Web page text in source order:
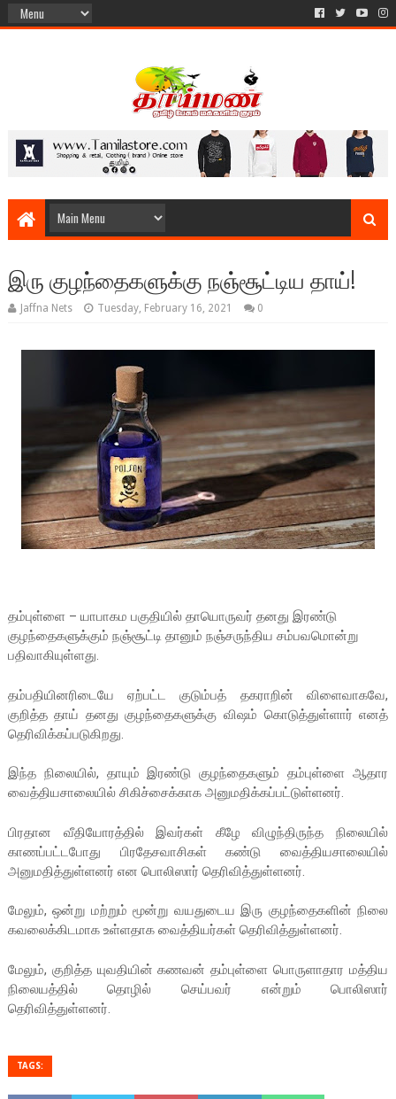
இரு குழந்தைகளுக்கு நஞ்சூட்டிய தாய்!
Jaffna Nets Tuesday, February 16, 2021 0
தம்புள்ளை – யாபாகம பகுதியில் தாயொருவர் தனது இரண்டு
குழந்தைகளுக்கும் நஞ்சூட்டி தானும் நஞ்சருந்திய சம்பவமொன்று
பதிவாகியுள்ளது.
தம்பதியினரிடையே ஏற்பட்ட குடும்பத் தகராறின் விளைவாகவே,
குறித்த தாய் தனது குழந்தைகளுக்கு விஷம் கொடுத்துள்ளார் எனத்
தெரிவிக்கப்படுகிறது.
இந்த நிலையில், தாயும் இரண்டு குழந்தைகளும் தம்புள்ளை ஆதார
வைத்தியசாலையில் சிகிச்சைக்காக அனுமதிக்கப்பட்டுள்ளனர்.
பிரதான வீதியோரத்தில் இவர்கள் கீழே விழுந்திருந்த நிலையில்
காணப்பட்டபோது பிரதேசவாசிகள் கண்டு வைத்தியசாலையில்
அனுமதித்துள்ளனர் என பொலிஸார் தெரிவித்துள்ளனர்.
மேலும், ஒன்று மற்றும் மூன்று வயதுடைய இரு குழந்தைகளின் நிலை
கவலைக்கிடமாக உள்ளதாக வைத்தியர்கள் தெரிவித்துள்ளனர்.
மேலும், குறித்த யுவதியின் கணவன் தம்புள்ளை பொருளாதார மத்திய
நிலையத்தில் தொழில் செய்பவர் என்றும் பொலிஸார்
தெரிவித்துள்ளனர்.
TAGS: